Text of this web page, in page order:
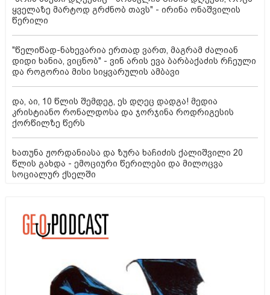
ყველაზე მარტოდ გრძნობ თავს" - ირინა ონაშვილის
წერილი
"წელიწად-ნახევარია ერთად ვართ, მაგრამ ძალიან
დიდი ხანია, ვიცნობ" - ვინ არის ევა ბარბაქაძის რჩეული
და როგორია მისი სიყვარულის ამბავი
და, აი, 10 წლის შემდეგ, ეს დღეც დადგა! მედია
კრისტიანო რონალდოსა და ჯორჯინა როდრიგესის
ქორწილზე წერს
ხათუნა ჟორდანიასა და ზურა ხაჩიძის ქალიშვილი 20
წლის გახდა - ემოციური წერილები და მილოცვა
სოციალურ ქსელში